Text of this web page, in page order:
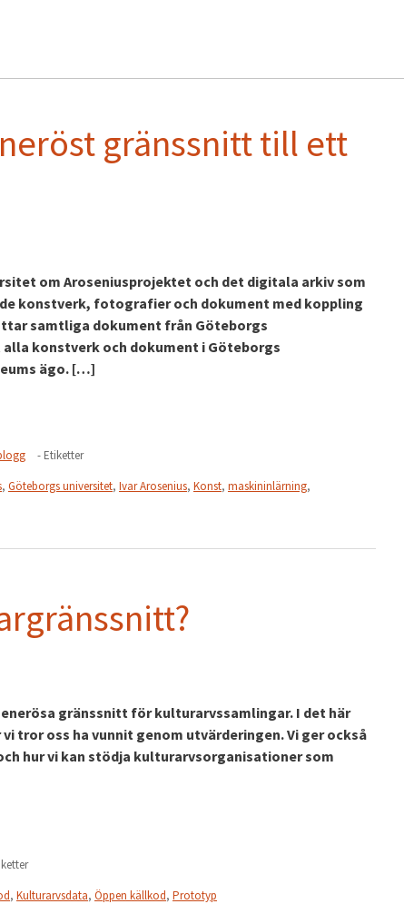
gränssnitt till ett
om Aroseniusprojektet och det digitala arkiv som
konstverk, fotografier och dokument med koppling
samtliga dokument från Göteborgs
konstverk och dokument i Göteborgs
ägo. […]
- Etiketter
, Göteborgs universitet, Ivar Arosenius, Konst, maskininlärning,
gränssnitt för kulturarvssamlingar. I det här
tror oss ha vunnit genom utvärderingen. Vi ger också
hur vi kan stödja kulturarvsorganisationer som
, Kulturarvsdata, Öppen källkod, Prototyp